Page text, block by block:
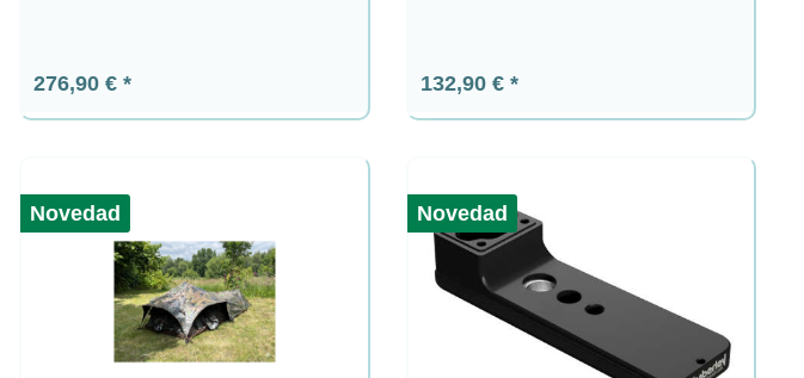
Precio normal:
276,90 € Precio normal:
132,90 €
Novedad Novedad